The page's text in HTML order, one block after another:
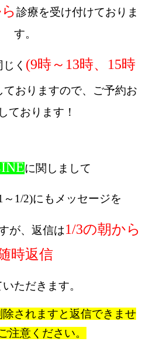
診療を受け付けておりま
す。
く (9時～13時、15時
ておりますので、ご予約お
ております！
に関しまして
～1/2)にもメッセージを
が、返信は1/3の朝から
時返信
ただきます。
されますと返信できませ
注意ください。